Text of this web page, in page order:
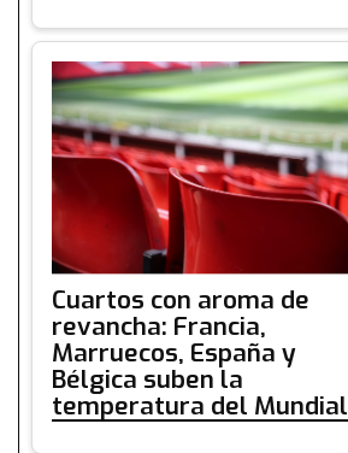
Cuartos con aroma de
revancha: Francia,
Marruecos, España y
Bélgica suben la
temperatura del Mundial